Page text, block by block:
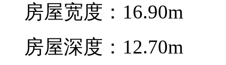
房屋宽度：16.90m
房屋深度：12.70m